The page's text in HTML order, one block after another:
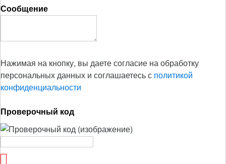
Сообщение
Нажимая на кнопку, вы даете согласие на обработку
персональных данных и соглашаетесь с политикой
конфиденциальности
Проверочный код